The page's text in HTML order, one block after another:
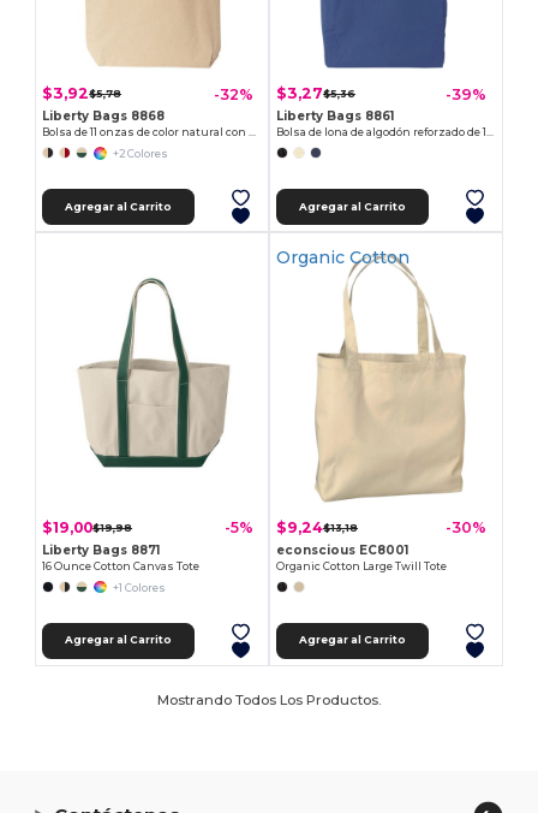
$3,92$5,78 -32%
Liberty Bags 8868
Bolsa de 11 onzas de color natural con manijas contrastantes
+2 Colores
Agregar al Carrito
$3,27$5,36 -39%
Liberty Bags 8861
Bolsa de lona de algodón reforzado de 10 onzas
Agregar al Carrito
$19,00$19,98 -5%
Liberty Bags 8871
16 Ounce Cotton Canvas Tote
+1 Colores
Agregar al Carrito
Organic Cotton
$9,24$13,18 -30%
econscious EC8001
Organic Cotton Large Twill Tote
Agregar al Carrito
Mostrando Todos Los Productos.